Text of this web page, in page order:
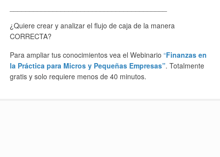
¿Quiere crear y analizar el flujo de caja de la manera
CORRECTA?
Para ampliar tus conocimientos vea el Webinario “Finanzas en
la Práctica para Micros y Pequeñas Empresas”. Totalmente
gratis y solo requiere menos de 40 minutos.